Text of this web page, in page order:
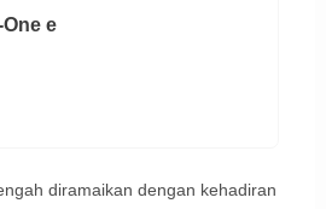
e
diramaikan dengan kehadiran